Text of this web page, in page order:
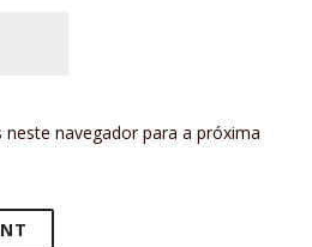
neste navegador para a próxima